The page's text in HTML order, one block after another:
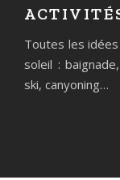
Toutes les
soleil :
ski, canyoning…